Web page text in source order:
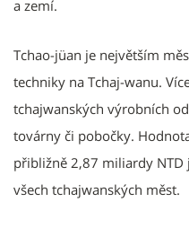
a zemí.
Tchao-jüan je největším
techniky na Tchaj-wanu.
tchajwanských výrobních
továrny či pobočky.
přibližně 2,87 miliardy NTD
všech tchajwanských měst.